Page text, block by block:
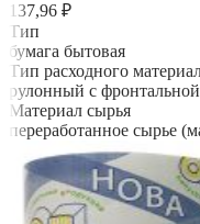
137,96 ₽
Тип
бумага бытовая
Тип расходного
рулонный с
Материал сырья
переработанное сырье